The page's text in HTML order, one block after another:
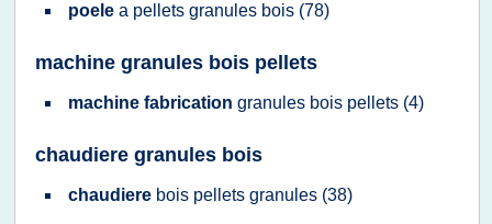
poele a pellets granules bois (78)
machine granules bois pellets
machine fabrication granules bois pellets (4)
chaudiere granules bois
chaudiere bois pellets granules (38)